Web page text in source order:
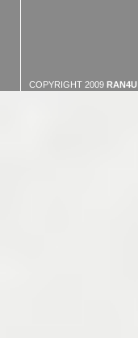
COPYRIGHT 2009 RAN4U